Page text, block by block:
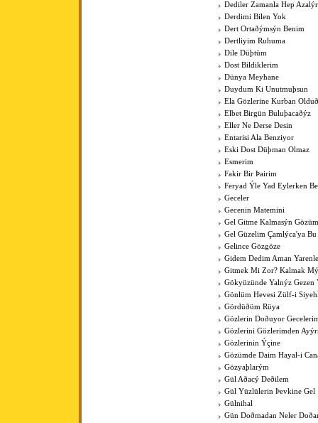
Dediler Zamanla Hep
Derdimi Bilen Yok
Dert Ortaðýmsýn Benim
Dertliyim Ruhuma
Dile Düþtüm
Dost Bildiklerim
Dünya Meyhane
Duydum Ki Unutmuþsun
Ela Gözlerine Kurban
Elbet Birgün Buluþacaðýz
Eller Ne Derse Desin
Entarisi Ala Benziyor
Eski Dost Düþman Olmaz
Esmerim
Fakir Bir Þairim
Feryad Ýle Yad Eylerken
Geceler
Gecenin Matemini
Gel Gitme Kalmasýn
Gel Güzelim Çamlýca'ya Bu
Gelince Gözgöze
Gidem Dedim Aman
Gitmek Mi Zor? Kalmak
Gökyüzünde Yalnýz Gezen
Gönlüm Hevesi Zülf-i
Gördüðüm Rüya
Gözlerin Doðuyor
Gözlerini Gözlerimden
Gözlerinin Ýçine
Gözümde Daim Hayal-i
Gözyaþlarým
Gül Aðacý Deðilem
Gül Yüzlülerin Þevkine Gel
Gülnihal
Gün Doðmadan Neler